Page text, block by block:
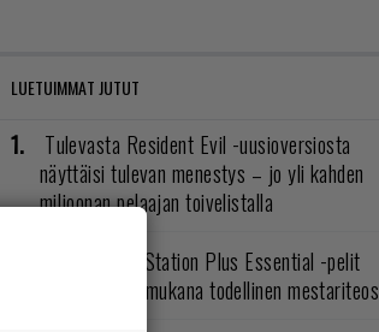
LUETUIMMAT JUTUT
Tulevasta Resident Evil -uusioversiosta
näyttäisi tulevan menestys – jo yli kahden
miljoonan pelaajan toivelistalla
Elokuun PlayStation Plus Essential -pelit
ilmestyivät – mukana todellinen mestariteos